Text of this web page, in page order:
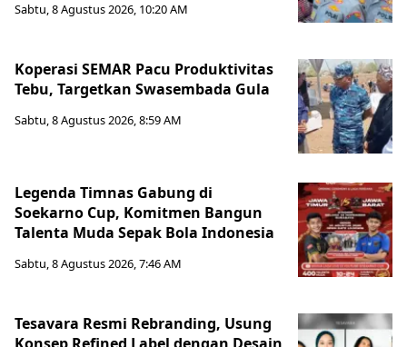
Sabtu, 8 Agustus 2026, 10:20 AM
Koperasi SEMAR Pacu Produktivitas
Tebu, Targetkan Swasembada Gula
Sabtu, 8 Agustus 2026, 8:59 AM
Legenda Timnas Gabung di
Soekarno Cup, Komitmen Bangun
Talenta Muda Sepak Bola Indonesia
Sabtu, 8 Agustus 2026, 7:46 AM
Tesavara Resmi Rebranding, Usung